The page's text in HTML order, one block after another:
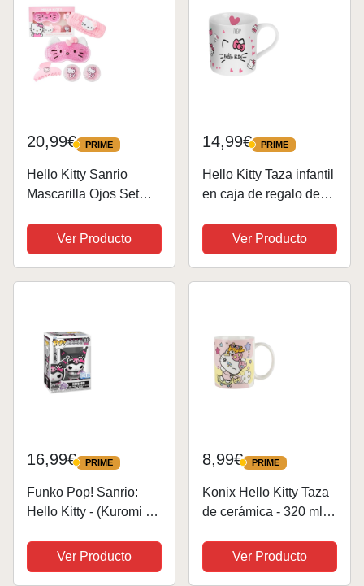
de...
para Ella (Hello Kitty...
20,99€ PRIME
PRIME
Hello Kitty Sanrio
Mascarilla Ojos Set
Kawaii Pinzas Pelo
Skincare Diademas
Antifaz Frio para Ojos,
Hello...
Ver Producto
14,99€ PRIME
PRIME
Hello Kitty Taza infantil
en caja de regalo de
Ver Producto
16,99€ PRIME
PRIME
Funko Pop! Sanrio:
Hello Kitty - (Kuromi +
Pieces) - Figura de
Vinilo Coleccionable -
Ver Producto
8,99€ PRIME
PRIME
Konix Hello Kitty Taza
de cerámica - 320 ml -
Ver Producto